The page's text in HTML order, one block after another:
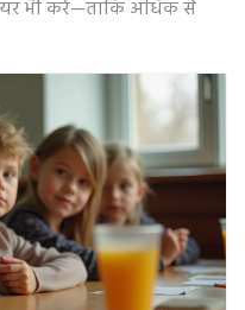
भी करें—ताकि अधिक से